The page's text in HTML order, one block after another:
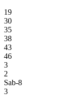
19
30
35
38
43
46
3
2
Sab-8
3